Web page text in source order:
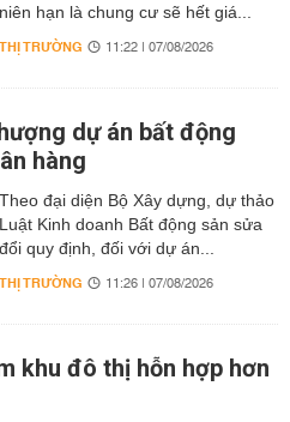
niên hạn là chung cư sẽ hết giá...
THỊ TRƯỜNG 11:22 | 07/08/2026
dự án bất động
hàng
Theo đại diện Bộ Xây dựng, dự thảo
Luật Kinh doanh Bất động sản sửa
đổi quy định, đối với dự án...
THỊ TRƯỜNG 11:26 | 07/08/2026
khu đô thị hỗn hợp hơn